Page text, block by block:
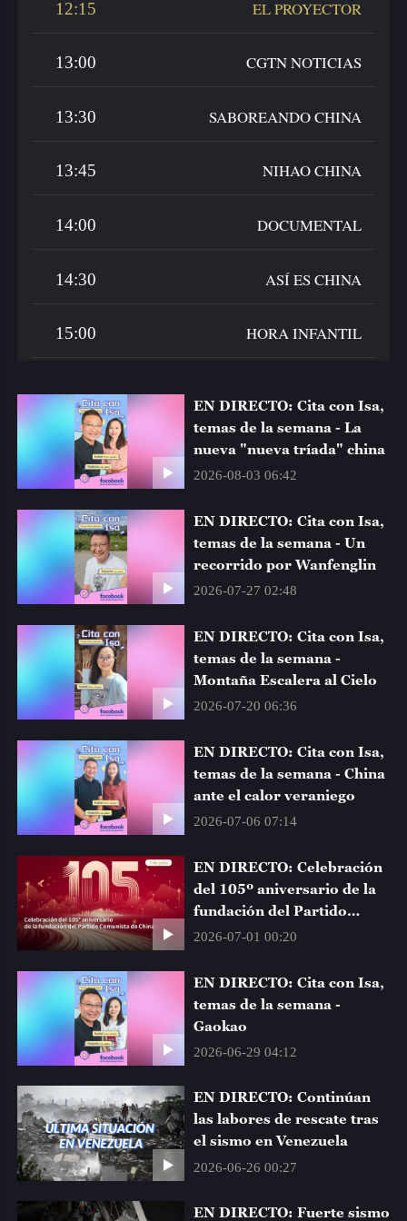
EL PROYECTOR
12:15
CGTN NOTICIAS
13:00
SABOREANDO CHINA
13:30
NIHAO CHINA
13:45
DOCUMENTAL
14:00
ASÍ ES CHINA
14:30
HORA INFANTIL
15:00
CGTN NOTICIAS
16:00
16:30
CGTN NOTICIAS
17:00
17:30
EL PROYECTOR
18:00
EL PROYECTOR
18:45
SABOREANDO CHINA
19:30
NIHAO CHINA
19:45
DOCUMENTAL
20:00
ASÍ ES CHINA
20:30
CGTN NOTICIAS
21:00
21:30
RONDA ARTÍSTICA
22:00
HORA INFANTIL
22:30
23:00
EN DIRECTO: Cita con Isa,
temas de la semana - La
nueva "nueva tríada" china
2026-08-03 06:42
EN DIRECTO: Cita con Isa,
temas de la semana - Un
recorrido por Wanfenglin
2026-07-27 02:48
EN DIRECTO: Cita con Isa,
temas de la semana -
Montaña Escalera al Cielo
2026-07-20 06:36
EN DIRECTO: Cita con Isa,
temas de la semana - China
ante el calor veraniego
2026-07-06 07:14
EN DIRECTO: Celebración
del 105º aniversario de la
fundación del Partido
Comunista de China
2026-07-01 00:20
EN DIRECTO: Cita con Isa,
temas de la semana -
Gaokao
2026-06-29 04:12
EN DIRECTO: Continúan
las labores de rescate tras
el sismo en Venezuela
2026-06-26 00:27
EN DIRECTO: Fuerte sismo